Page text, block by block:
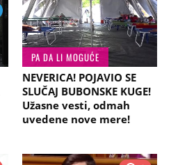
PA DA LI MOGUĆE
NEVERICA! POJAVIO SE
SLUČAJ BUBONSKE KUGE!
Užasne vesti, odmah
uvedene nove mere!